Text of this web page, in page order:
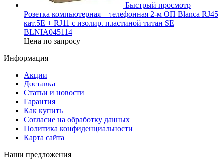
Быстрый просмотр
Розетка компьютерная + телефонная 2-м ОП Blanca RJ45
кат.5E + RJ11 с изолир. пластиной титан SE
BLNIA045114
Цена по запросу
Информация
Акции
Доставка
Статьи и новости
Гарантия
Как купить
Согласие на обработку данных
Политика конфиденциальности
Карта сайта
Наши предложения